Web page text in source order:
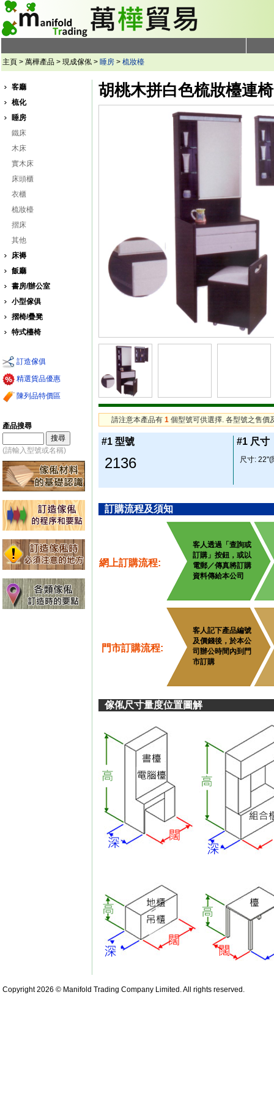
主頁 > 萬樺產品 > 現成傢俬 > 睡房 > 梳妝檯
客廳
梳化
睡房
鐵床
木床
實木床
床頭櫃
衣櫃
梳妝檯
摺床
其他
床褥
飯廳
書房/辦公室
小型傢俱
摺椅/疊凳
特式檯椅
訂造傢俱
精選貨品優惠
陳列品特價區
產品搜尋
(請輸入型號或名稱)
胡桃木拼白色梳妝檯連椅
請注意本產品有 1 個型號可供選擇. 各型號之售價
#1 型號
2136
#1 尺寸
尺寸:
訂購流程及須知
客人透過「查詢或
訂購」按鈕，或以
電郵／傳真將訂購
資料傳給本公司
客人記下產品編號
及價錢後，於本公
司辦公時間內到門
市訂購
網上訂購流程:
門市訂購流程:
傢俬尺寸量度位置圖解
Copyright 2026 © Manifold Trading Company Limited. All rights reserved.